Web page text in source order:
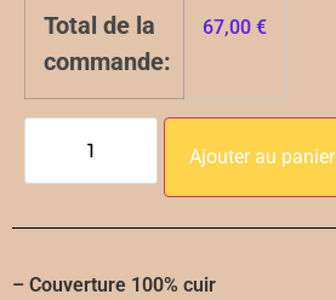
Total de la
commande:
67,00 €
Ajouter au panier
– Couverture 100% cuir